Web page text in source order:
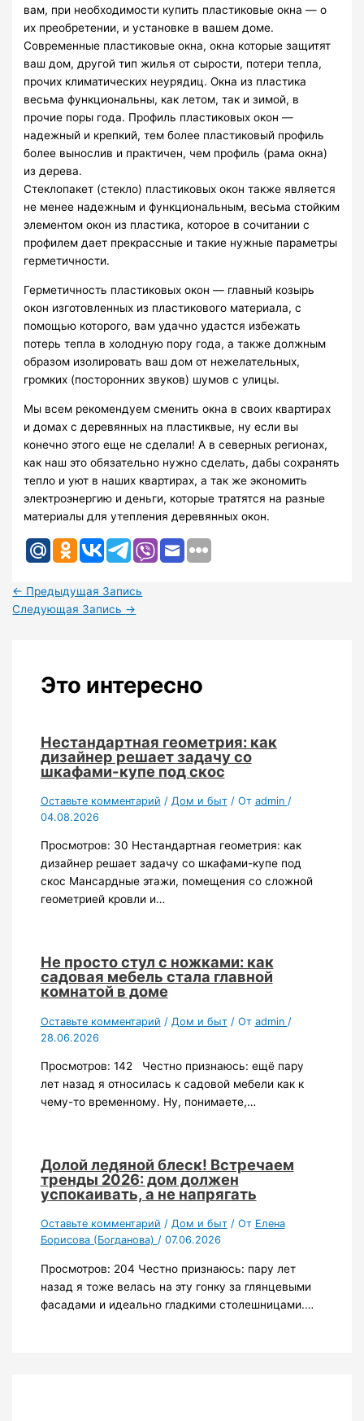
вам, при необходимости купить пластиковые окна — о
их преобретении, и установке в вашем доме.
Современные пластиковые окна, окна которые защитят
ваш дом, другой тип жилья от сырости, потери тепла,
прочих климатических неурядиц. Окна из пластика
весьма функциональны, как летом, так и зимой, в
прочие поры года. Профиль пластиковых окон —
надежный и крепкий, тем более пластиковый профиль
более вынослив и практичен, чем профиль (рама окна)
из дерева.
Стеклопакет (стекло) пластиковых окон также является
не менее надежным и функциональным, весьма стойким
элементом окон из пластика, которое в сочитании с
профилем дает прекрассные и такие нужные параметры
герметичности.
Герметичность пластиковых окон — главный козырь
окон изготовленных из пластикового материала, с
помощью которого, вам удачно удастся избежать
потерь тепла в холодную пору года, а также должным
образом изолировать ваш дом от нежелательных,
громких (посторонних звуков) шумов с улицы.
Мы всем рекомендуем сменить окна в своих квартирах
и домах с деревянных на пластиквые, ну если вы
конечно этого еще не сделали! А в северных регионах,
как наш это обязательно нужно сделать, дабы сохранять
тепло и уют в наших квартирах, а так же экономить
электроэнергию и деньги, которые тратятся на разные
материалы для утепления деревянных окон.
← Предыдущая Запись
Следующая Запись →
Это интересно
Нестандартная геометрия: как
дизайнер решает задачу со
шкафами-купе под скос
Оставьте комментарий / Дом и быт/ От admin /
04.08.2026
Просмотров: 30 Нестандартная геометрия: как
дизайнер решает задачу со шкафами-купе под
скос Мансардные этажи, помещения со сложной
геометрией кровли и…
Не просто стул с ножками: как
садовая мебель стала главной
комнатой в доме
Оставьте комментарий / Дом и быт/ От admin /
28.06.2026
Просмотров: 142 Честно признаюсь: ещё пару
лет назад я относилась к садовой мебели как к
чему-то временному. Ну, понимаете,…
Долой ледяной блеск! Встречаем
тренды 2026: дом должен
успокаивать, а не напрягать
Оставьте комментарий / Дом и быт/ От Елена
Борисова (Богданова) / 07.06.2026
Просмотров: 204 Честно признаюсь: пару лет
назад я тоже велась на эту гонку за глянцевыми
фасадами и идеально гладкими столешницами.…